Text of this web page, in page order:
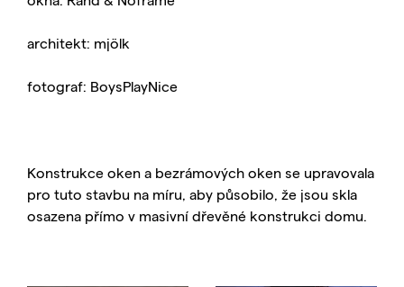
architekt: mjölk
fotograf: BoysPlayNice
Konstrukce oken a bezrámových oken se upravovala
pro tuto stavbu na míru, aby působilo, že jsou skla
osazena přímo v masivní dřevěné konstrukci domu.